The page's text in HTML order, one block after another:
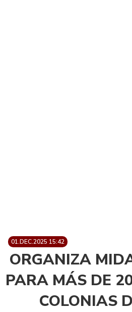
01.DEC.2025 15:42
ORGANIZA
PARA MÁS DE
COLONIAS